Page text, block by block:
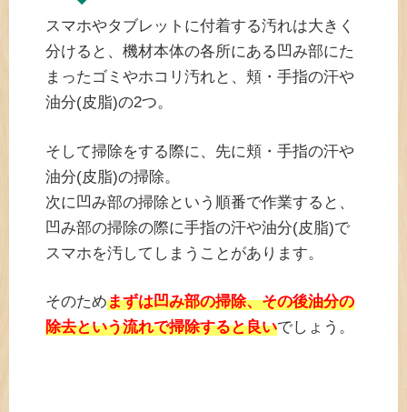
スマホやタブレットに付着する汚れは大きく
分けると、機材本体の各所にある凹み部にた
まったゴミやホコリ汚れと、頬・手指の汗や
油分(皮脂)の2つ。
そして掃除をする際に、先に頬・手指の汗や
油分(皮脂)の掃除。
次に凹み部の掃除という順番で作業すると、
凹み部の掃除の際に手指の汗や油分(皮脂)で
スマホを汚してしまうことがあります。
そのためまずは凹み部の掃除、その後油分の
除去という流れで掃除すると良いでしょう。